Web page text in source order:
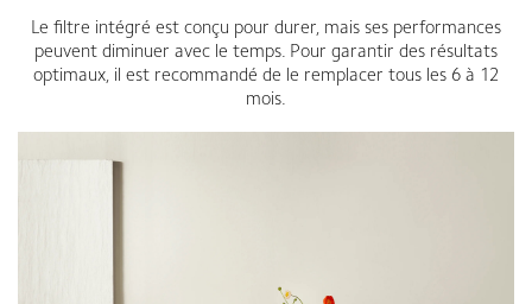
Le filtre intégré est conçu pour durer, mais ses performances
peuvent diminuer avec le temps. Pour garantir des résultats
optimaux, il est recommandé de le remplacer tous les 6 à 12
mois.